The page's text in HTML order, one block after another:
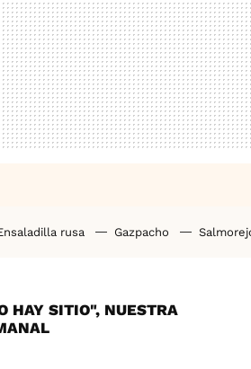
rusa Gazpacho
HAY SITIO", NUESTRA